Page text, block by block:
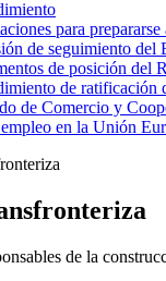
para
de seguimiento del
de posición del
de ratificación
de Comercio y
en la Unión
de la